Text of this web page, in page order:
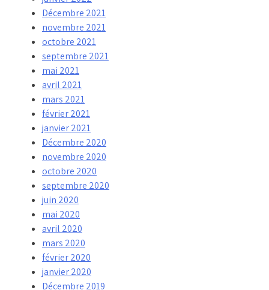
Décembre 2021
novembre 2021
octobre 2021
septembre 2021
mai 2021
avril 2021
mars 2021
février 2021
janvier 2021
Décembre 2020
novembre 2020
octobre 2020
septembre 2020
juin 2020
mai 2020
avril 2020
mars 2020
février 2020
janvier 2020
Décembre 2019